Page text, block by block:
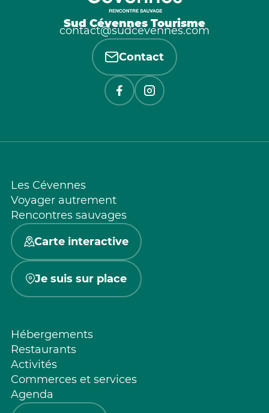
Sud Cévennes Tourisme
contact@sudcevennes.com
Contact
Les Cévennes
Voyager autrement
Rencontres sauvages
Carte interactive
Je suis sur place
Hébergements
Restaurants
Activités
Commerces et services
Agenda